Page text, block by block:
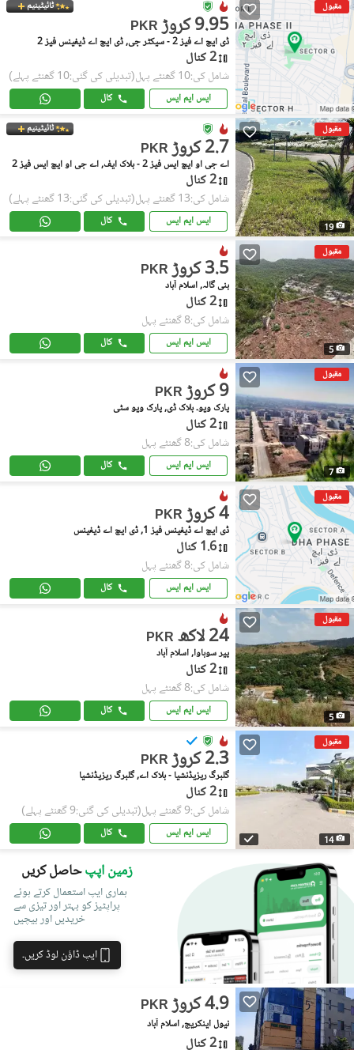
مقبول ٹائیٹینیم
PKR 9.95 کروڑ
ڈی ایچ اے فیز 2 - سیکٹر جی, ڈی ایچ اے ڈیفینس فیز 2
2 کنال
شامل کی:10 گھنٹے پہل (تبدیلی کی گئی:10 گھنٹے پہلے)
ایس ایم ایس کال
مقبول
19
ٹائیٹینیم
PKR 2.7 کروڑ
اے جی او ایچ ایس فیز 2 - بلاک ایف, اے جی او ایچ ایس فیز 2
2 کنال
شامل کی:13 گھنٹے پہل (تبدیلی کی گئی:13 گھنٹے پہلے)
ایس ایم ایس کال
مقبول
5
PKR 3.5 کروڑ
بنی گالہ, اسلام آباد
2 کنال
شامل کی:8 گھنٹے پہل
ایس ایم ایس کال
مقبول
7
PKR 9 کروڑ
پارک ویو۔ بلاک ڈی, پارک ویو سٹی
2 کنال
شامل کی:8 گھنٹے پہل
ایس ایم ایس کال
مقبول
PKR 4 کروڑ
ڈی ایچ اے ڈیفینس فیز 1, ڈی ایچ اے ڈیفینس
1.6 کنال
شامل کی:8 گھنٹے پہل
ایس ایم ایس کال
مقبول
5
PKR 24 لاکھ
پیر سوہاوا, اسلام آباد
2 کنال
شامل کی:8 گھنٹے پہل
ایس ایم ایس کال
مقبول
14
PKR 2.3 کروڑ
گلبرگ ریزیڈنشیا - بلاک اے, گلبرگ ریزیڈنشیا
2 کنال
شامل کی:9 گھنٹے پہل (تبدیلی کی گئی:9 گھنٹے پہلے)
ایس ایم ایس کال
زمین اپپحاصل کریں
ہماری ایپ استعمال کرتے ہوئے
پراپٹیز کو بہتر اور تیزی سے
خریدیں اور بیچیں
ایپ ڈاؤن لوڈ کریں۔
PKR 4.9 کروڑ
نیول اینکریج, اسلام آباد
2 کنال